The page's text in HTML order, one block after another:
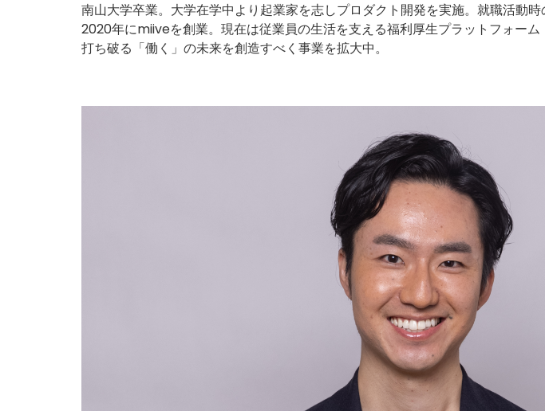
南山大学卒業。大学在学中より起業家を志しプロダクト開発を実施。就職活動時
2020年にmiiveを創業。現在は従業員の生活を支える福利厚生プラットフォー
打ち破る「働く」の未来を創造すべく事業を拡大中。